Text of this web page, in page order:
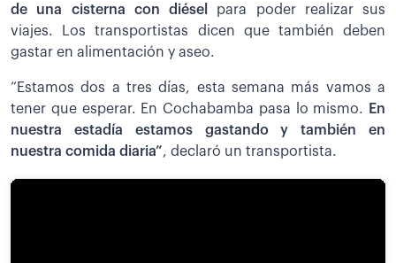
de una cisterna con diésel
para poder realizar sus
viajes. Los transportistas dicen que también deben
gastar en alimentación y aseo.
“Estamos dos a tres días, esta semana más vamos a
tener que esperar. En Cochabamba pasa lo mismo.
En
nuestra estadía estamos gastando y también en
nuestra comida diaria”, declaró un transportista.